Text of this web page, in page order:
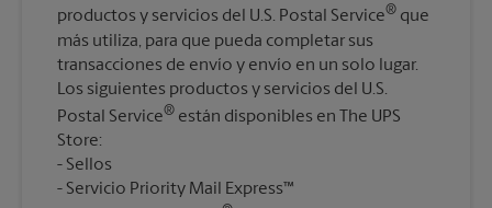
productos y servicios del U.S. Postal Service® que
más utiliza, para que pueda completar sus
transacciones de envío y envío en un solo lugar.
Los siguientes productos y servicios del U.S.
Postal Service® están disponibles en The UPS
Store:
Sellos
Servicio Priority Mail Express™